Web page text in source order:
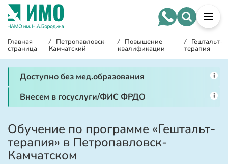
Главная
страница
/ Петропавловск-
Камчатский
/ Повышение
квалификации
/ Гештальт-
терапия
Доступно без мед.образования i
Внесем в госуслуги/ФИС ФРДО i
Обучение по программе «Гештальт-
терапия» в Петропавловск-
Камчатском